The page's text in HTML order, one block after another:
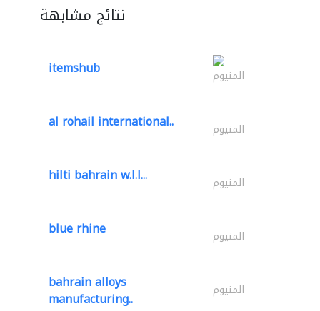
نتائج مشابهة
itemshub المنيوم
al rohail international.. المنيوم
hilti bahrain w.l.l... المنيوم
blue rhine المنيوم
bahrain alloys
manufacturing.. المنيوم